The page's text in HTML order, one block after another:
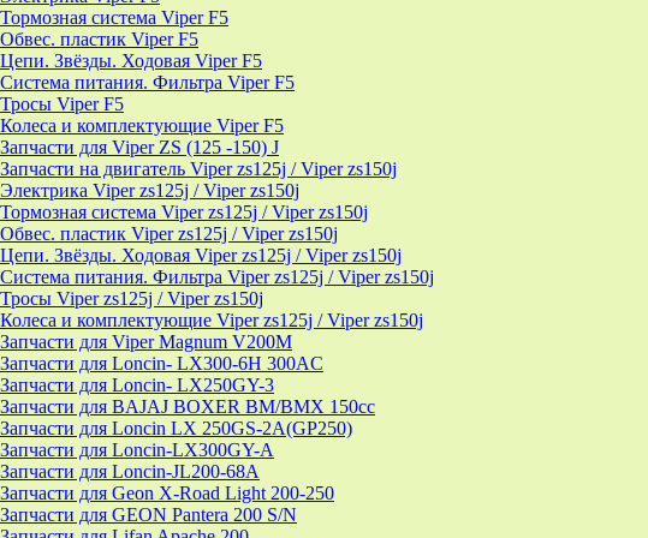
Тормозная система Viper F5
Обвес. пластик Viper F5
Цепи. Звёзды. Ходовая Viper F5
Система питания. Фильтра Viper F5
Тросы Viper F5
Колеса и комплектующие Viper F5
Запчасти для Viper ZS (125 -150) J
Запчасти на двигатель Viper zs125j / Viper zs150j
Электрика Viper zs125j / Viper zs150j
Тормозная система Viper zs125j / Viper zs150j
Обвес. пластик Viper zs125j / Viper zs150j
Цепи. Звёзды. Ходовая Viper zs125j / Viper zs150j
Система питания. Фильтра Viper zs125j / Viper zs150j
Тросы Viper zs125j / Viper zs150j
Колеса и комплектующие Viper zs125j / Viper zs150j
Запчасти для Viper Magnum V200M
Запчасти для Loncin- LX300-6H 300AC
Запчасти для Loncin- LX250GY-3
Запчасти для BAJAJ BOXER BM/ВМX 150cc
Запчасти для Loncin LX 250GS-2A(GP250)
Запчасти для Loncin-LX300GY-A
Запчасти для Loncin-JL200-68A
Запчасти для Geon X-Road Light 200-250
Запчасти для GEON Pantera 200 S/N